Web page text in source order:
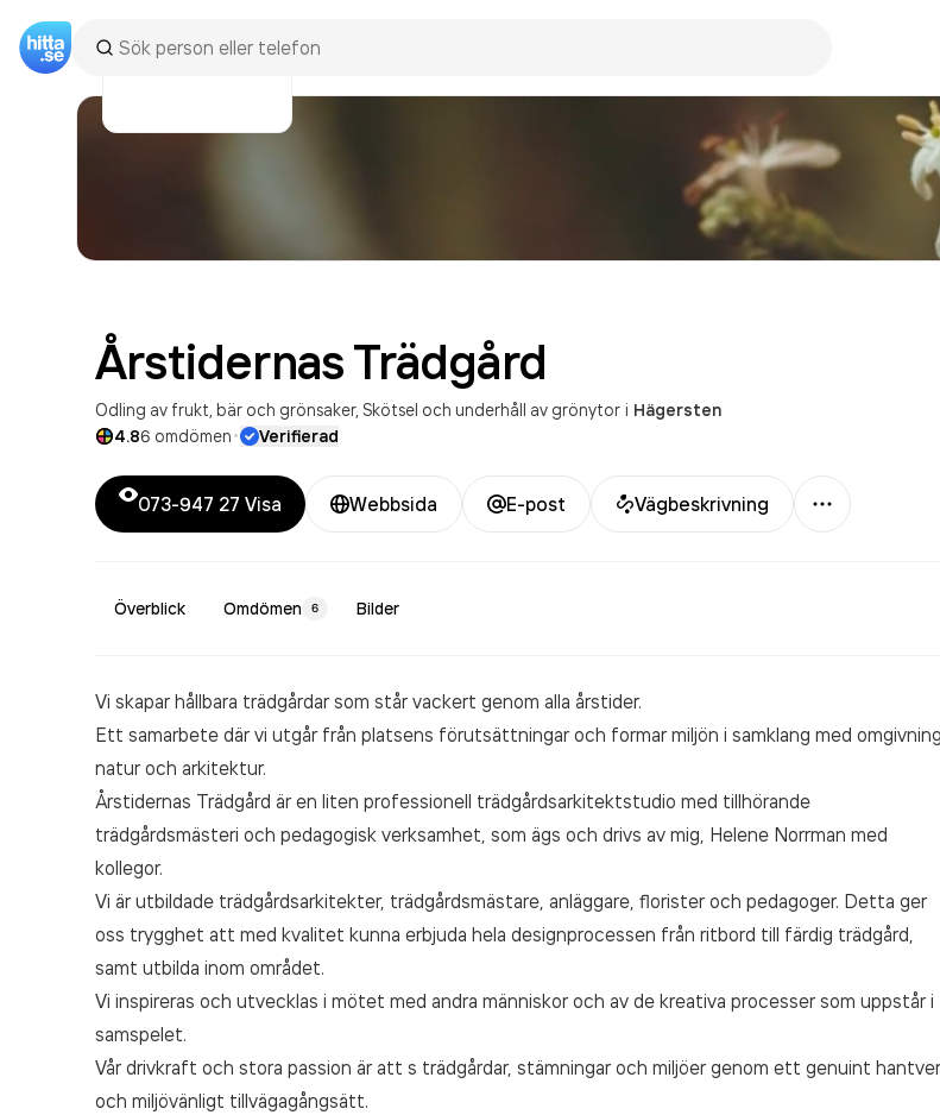
ÅrstidernasTrädgård
Odling av frukt, bär och grönsaker Skötsel och underhåll av grönytor i Hägersten
4.86 omdömen· Verifierad
073-947 27 Visa Webbsida E-post Vägbeskrivning
Mer
Överblick Omdömen 6 Bilder
Vi skapar hållbara trädgårdar som står vackert genom alla årstider.
Ett samarbete där vi utgår från platsens förutsättningar och formar miljön i samklang med
natur och arkitektur.
Årstidernas Trädgård är en liten professionell trädgårdsarkitektstudio med tillhörande
trädgårdsmästeri och pedagogisk verksamhet, som ägs och drivs av mig, Helene Norrman med
kollegor.
Vi är utbildade trädgårdsarkitekter, trädgårdsmästare, anläggare, florister och pedagoger. Detta ger
oss trygghet att med kvalitet kunna erbjuda hela designprocessen från ritbord till färdig trädgård,
samt utbilda inom området.
Vi inspireras och utvecklas i mötet med andra människor och av de kreativa processer som uppstår i
samspelet.
Vår drivkraft och stora passion är att s trädgårdar, stämningar och miljöer genom ett genuint
och miljövänligt tillvägagångsätt.